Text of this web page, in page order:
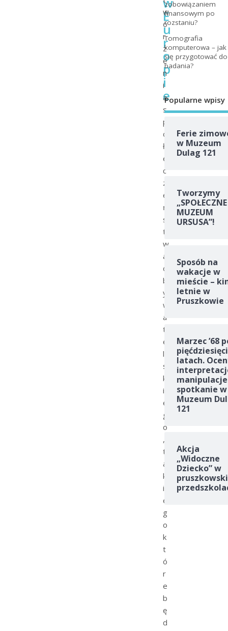
E
u
r
o
p
i
e
w
o
r
z
e
n
i
a
s
p
o
ł
e
c
z
e
ń
s
t
w
a
o
b
y
w
a
t
e
l
s
k
i
e
g
o
,
t
a
k
i
e
g
o
k
t
ó
r
e
b
ę
d
zobowiązaniem
finansowym po
rozstaniu?
Tomografia
komputerowa – jak
się przygotować do
badania?
Popularne wpisy
Ferie
w Muzeum
Dulag 121
Tworzymy
„SPOŁECZNE
MUZEUM
URSUSA”!
Sposób na
wakacje w
mieście –
letnie w
Pruszkowie
Marzec ’68
latach.
spotkanie w
Muzeum
121
Akcja
„Widoczne
Dziecko” w